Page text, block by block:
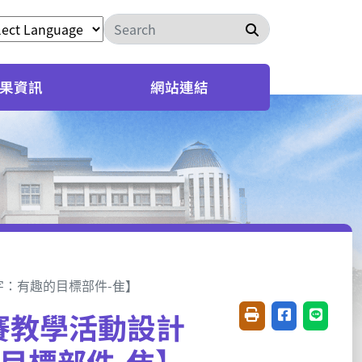
搜尋
資訊 網站連結
有趣的目標部件-隹】
學活動設計
友善列印(開新視窗)
分享至臉書(
分享至